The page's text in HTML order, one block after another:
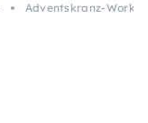
Adventskranz-